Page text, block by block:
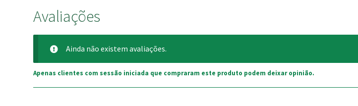
Avaliações
Ainda não existem avaliações.
Apenas clientes com sessão iniciada que compraram este produto podem deixar opinião.